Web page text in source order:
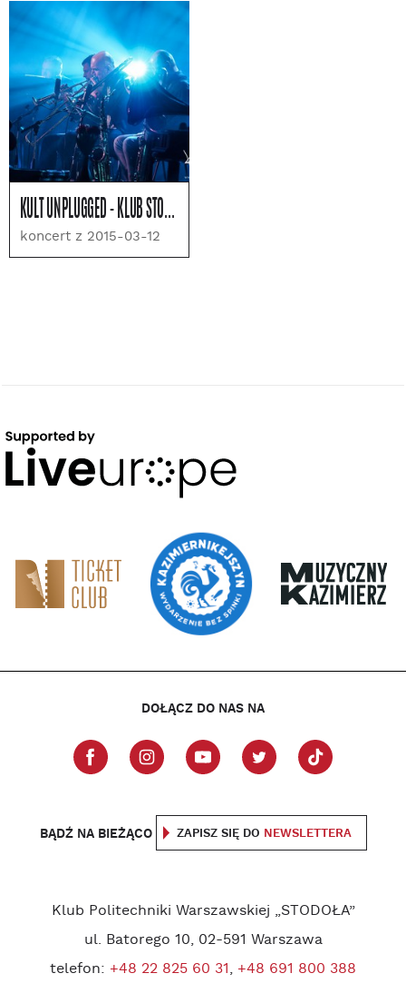
KULT UNPLUGGED - KLUB STODOŁA, WARSZAWA
koncert z 2015-03-12
DOŁĄCZ DO NAS NA
BĄDŹ NA BIEŻĄCO ZAPISZ SIĘ DO NEWSLETTERA
Klub Politechniki Warszawskiej „STODOŁA”
ul. Batorego 10, 02-591 Warszawa
telefon: +48 22 825 60 31, +48 691 800 388